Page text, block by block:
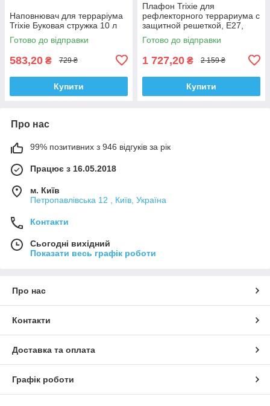
Наповнювач для терраріума
Trixie Буковая стружка 10 л
Готово до відправки
583,20 ₴ 729 ₴
Купити
Плафон Trixie для
рефлекторного террариума с
защитной решеткой, E27,
d:14 см, 17 см
Готово до відправки
1 727,20 ₴ 2 159 ₴
Купити
Про нас
99% позитивних з 946 відгуків за рік
Працює з 16.05.2018
м. Київ
Петропавлівська 12 , Київ, Україна
Контакти
Сьогодні вихідний
Показати весь графік роботи
Про нас
Контакти
Доставка та оплата
Графік роботи